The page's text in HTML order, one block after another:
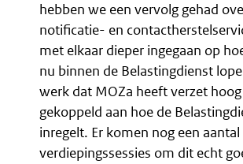
hebben we een vervolg gehad
notificatie- en
met elkaar dieper ingegaan op
nu binnen de Belastingdienst
werk dat MOZa heeft verzet
gekoppeld aan hoe de
inregelt. Er komen nog een aantal
verdiepingssessies om dit echt